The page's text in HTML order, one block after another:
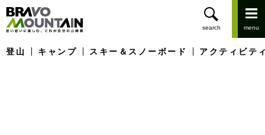
登山 キャンプ スキー＆スノーボード アクティビテ